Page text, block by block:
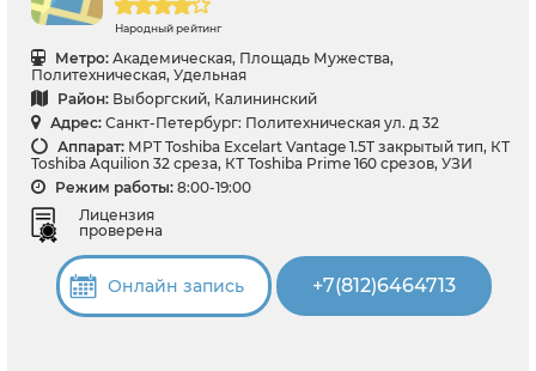
Народный рейтинг
Метро: Академическая, Площадь Мужества,
Политехническая, Удельная
Район: Выборгский, Калининский
Адрес: Санкт-Петербург: Политехническая ул. д 32
Аппарат: МРТ Toshiba Excelart Vantage 1.5T закрытый тип, КТ
Toshiba Aquilion 32 среза, КТ Toshiba Prime 160 срезов, УЗИ
Режим работы: 8:00-19:00
Лицензия
проверена
Онлайн запись +7(812)6464713